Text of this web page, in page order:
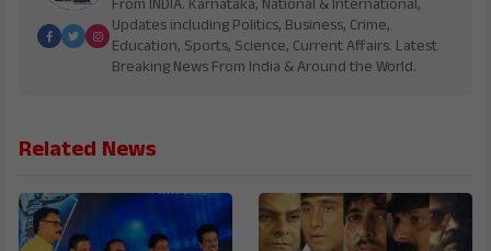
From INDIA. Karnataka, National & International,
Updates including Politics, Business, Crime,
Education, Sports, Science, Current Affairs. Latest
Breaking News From India & Around the World.
Related News